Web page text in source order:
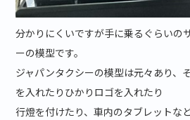
分かりにくいですが手に乗るぐらいの
ーの模型です。
ジャパンタクシーの模型は元々あり、
を入れたりひかりロゴを入れたり
行燈を付けたり、車内のタブレットな